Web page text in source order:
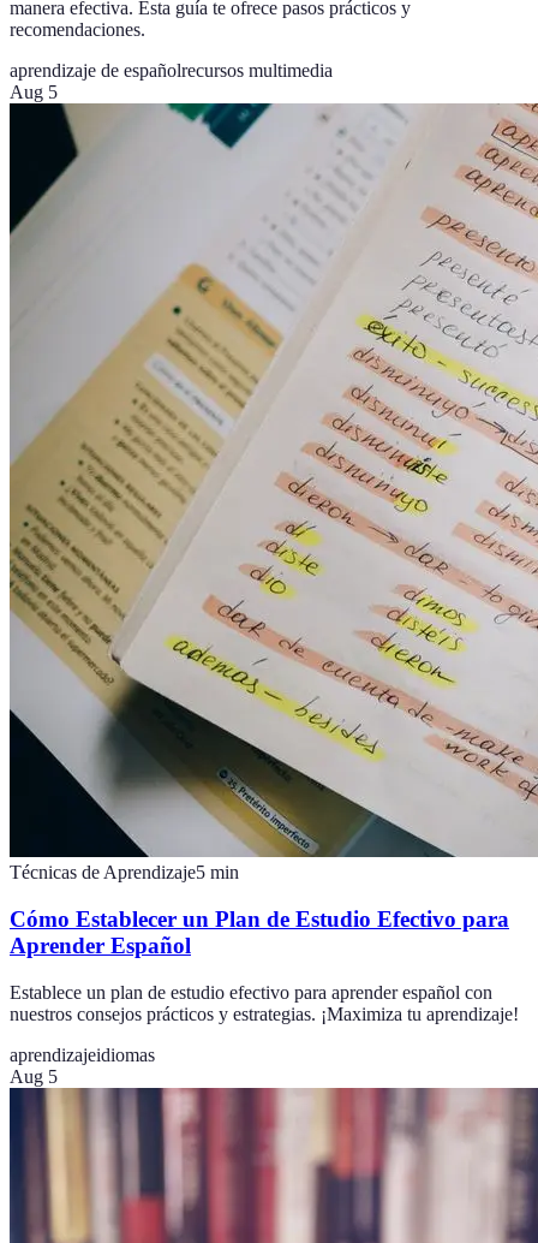
manera efectiva. Esta guía te ofrece pasos prácticos y
recomendaciones.
aprendizaje de españolrecursos multimedia
Aug 5
Técnicas de Aprendizaje5 min
Cómo Establecer un Plan de Estudio Efectivo para
Aprender Español
Establece un plan de estudio efectivo para aprender español con
nuestros consejos prácticos y estrategias. ¡Maximiza tu aprendizaje!
aprendizajeidiomas
Aug 5